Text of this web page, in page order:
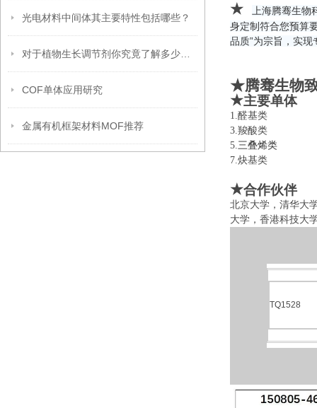
光电材料中间体其主要特性包括哪些？
COF单体应用研究
金属有机框架材料MOF推荐
★
上海腾骞生
身定制符合您预算
品质”为宗旨，实
★腾骞生物
★主要单体
1.醛基
3.羧酸
5.三叠烯类
7.炔基类
★合作伙伴
北京大学，清华大
大学，香港科技大
TQ1528